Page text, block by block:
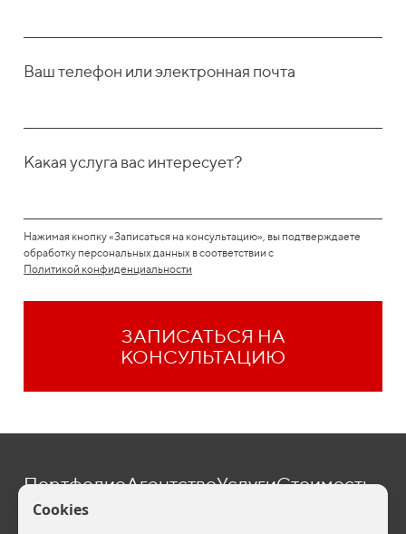
Ваш телефон или электронная почта
Какая услуга вас интересует?
Нажимая кнопку «Записаться на консультацию», вы подтверждаете
обработку персональных данных в соответствии с
Политикой конфиденциальности
ЗАПИСАТЬСЯ НА
КОНСУЛЬТАЦИЮ
ПортфолиоАгентствоУслугиСтоимость
БлогКонтакты